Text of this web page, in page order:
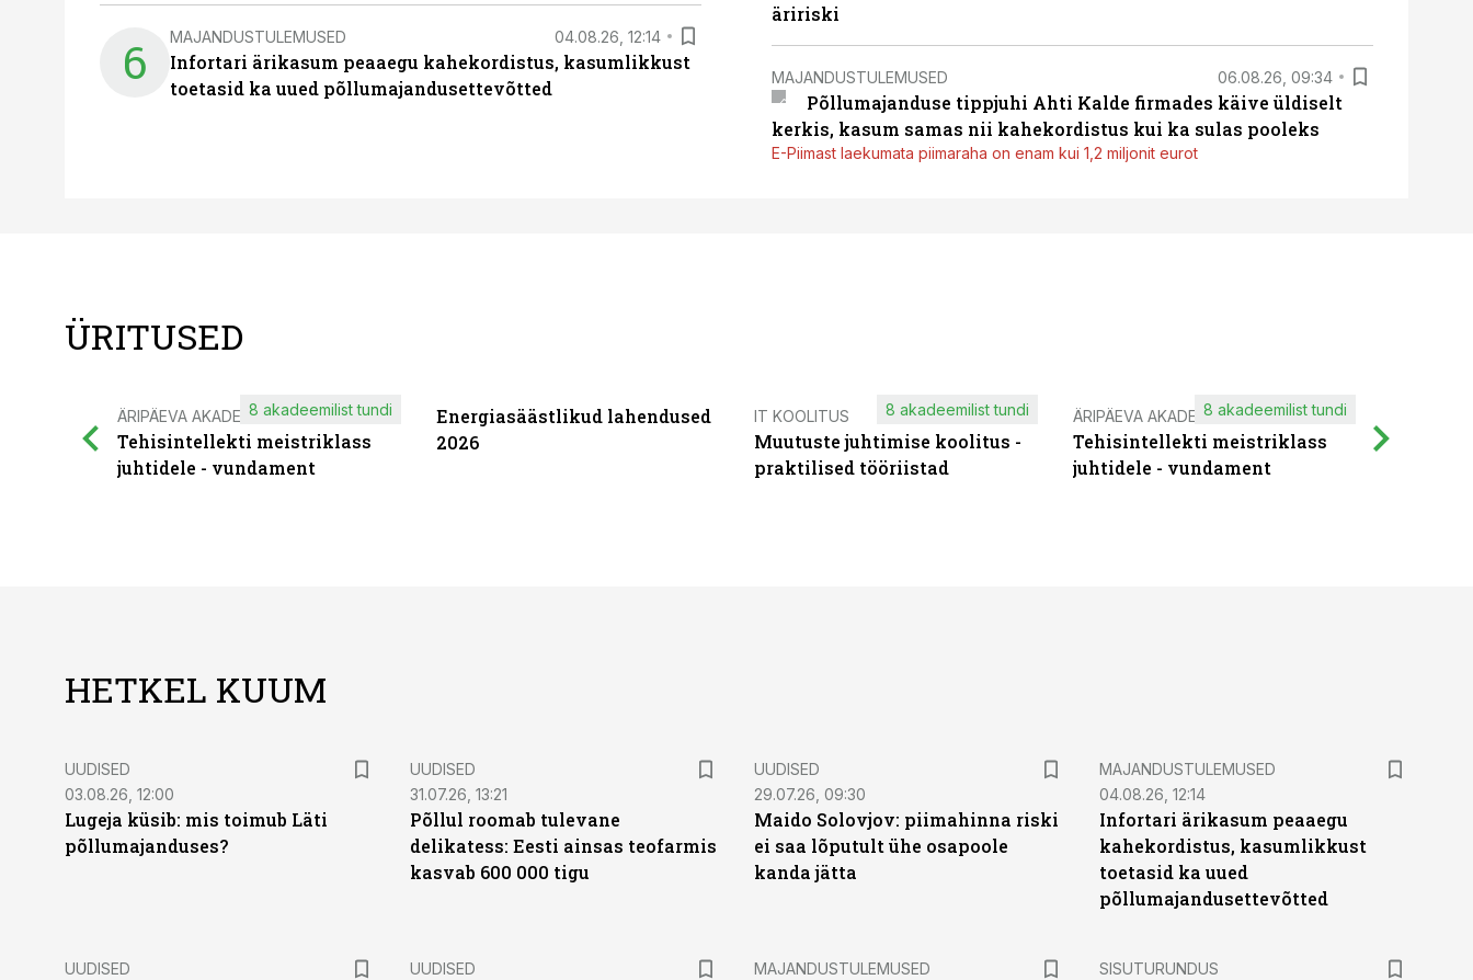
6 MAJANDUSTULEMUSED 04.08.26, 12:14
Infortari ärikasum peaaegu kahekordistus, kasumlikkust
toetasid ka uued põllumajandusettevõtted
äririski
MAJANDUSTULEMUSED 06.08.26, 09:34
Põllumajanduse tippjuhi Ahti Kalde firmades käive üldiselt
kerkis, kasum samas nii kahekordistus kui ka sulas pooleks
E-Piimast laekumata piimaraha on enam kui 1,2 miljonit eurot
ÜRITUSED
ÄRIPÄEVA AKADEEMIA
Tehisintellekti meistriklass
juhtidele - vundament
8 akadeemilist tundi
Energiasäästlikud lahendused
2026
IT KOOLITUS
Muutuste juhtimise koolitus -
praktilised tööriistad
8 akadeemilist tundi ÄRIPÄEVA AKADEEMIA
Tehisintellekti meistriklass
juhtidele - vundament
8 akadeemilist tundi
HETKEL KUUM
UUDISED
03.08.26, 12:00
Lugeja küsib: mis toimub Läti
põllumajanduses?
UUDISED
31.07.26, 13:21
Põllul roomab tulevane
delikatess: Eesti ainsas teofarmis
kasvab 600 000 tigu
UUDISED
29.07.26, 09:30
Maido Solovjov: piimahinna riski
ei saa lõputult ühe osapoole
kanda jätta
MAJANDUSTULEMUSED
04.08.26, 12:14
Infortari ärikasum peaaegu
kahekordistus, kasumlikkust
toetasid ka uued
põllumajandusettevõtted
UUDISED UUDISED MAJANDUSTULEMUSED ST
SISUTURUNDUS